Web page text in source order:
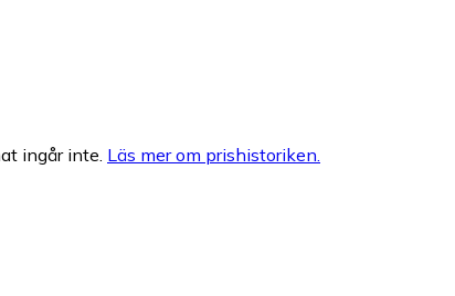
ingår inte. Läs mer om prishistoriken.